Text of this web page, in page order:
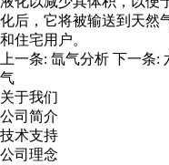
化后，它将被输送到天然
和住宅用户。
上一条: 氙气分析 下一条:
气
关于我们
公司简介
技术支持
公司理念